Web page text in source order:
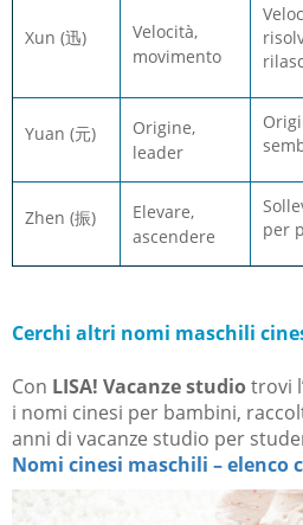
Xun (迅)
Velocità,
movimento
Yuan (元)
Origine,
leader
Zhen (振)
Elevare,
ascendere
per
Cerchi altri nomi maschili
Con LISA! Vacanze studiotrovi
i nomi cinesi per bambini,
anni di vacanze studio per
Nomi cinesi maschili – elenco